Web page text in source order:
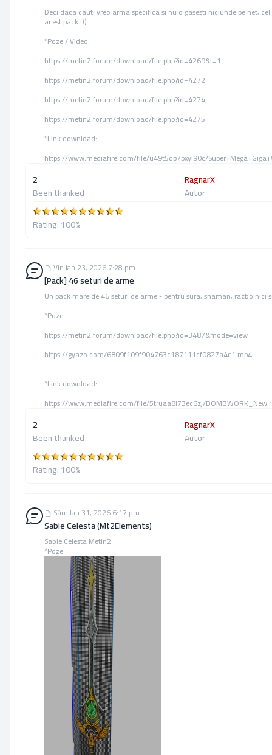
Deci daca cauti vreo arma specifica si nu o gasesti niciunde pe net,
acest pack :))
*Poze / Video:
https://metin2.forum/download/file.php?id=4269&t=1
https://metin2.forum/download/file.php?id=4272
https://metin2.forum/download/file.php?id=4274
https://metin2.forum/download/file.php?id=4275
*Link download:
https://www.mediafire.com/file/u49t5qp7pxyl90c/
2
Been thanked
RagnarX
Autor
Rating: 100%
Vin Ian 23, 2026 7:28 pm
[Pack] 46 seturi de arme
Un pack mare de 46 seturi de arme - pentru sura, shaman, razboinici
*Poze
https://metin2.forum/download/file.php?id=3487&mode=view
https://gyazo.com/6809f109f904763c187111cf0827a4c1.mp4
*Link download:
https://www.mediafire.com/file/5truaa8l73ec6zj/
2
Been thanked
RagnarX
Autor
Rating: 100%
Sâm Ian 31, 2026 6:17 pm
Sabie Celesta (Mt2Elements)
Sabie Celesta Metin2
*Poze